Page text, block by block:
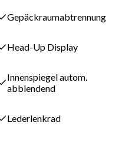
Gepäckraumabtrennung
Head-Up Display
Innenspiegel autom.
abblendend
Lederlenkrad